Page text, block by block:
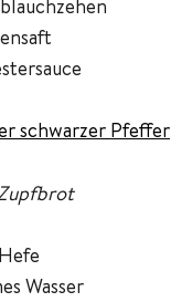
schwarzer Pfeffer
Wasser